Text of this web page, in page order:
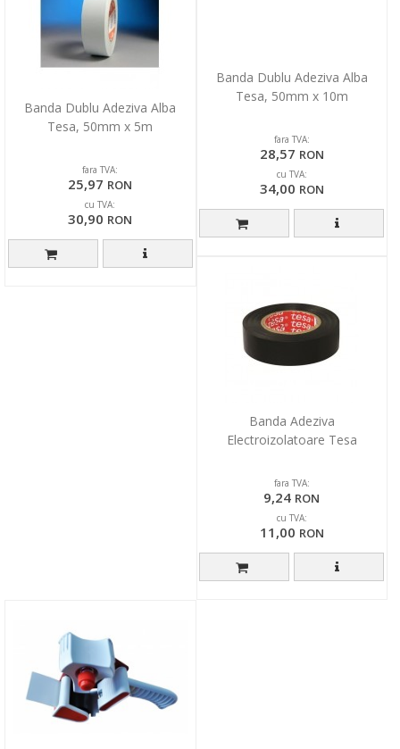
Banda Dublu Adeziva Alba
Tesa, 50mm x 5m
fara TVA:
25,97 RON
cu TVA:
30,90 RON
Banda Dublu Adeziva Alba
Tesa, 50mm x 10m
fara TVA:
28,57 RON
cu TVA:
34,00 RON
Banda Adeziva
Electroizolatoare Tesa
fara TVA:
9,24 RON
cu TVA:
11,00 RON